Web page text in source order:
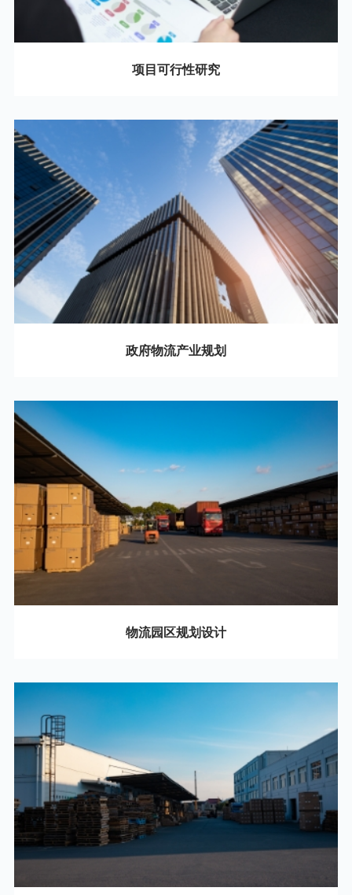
项目可行性研究
01
政府物流产业规划
02
物流园区规划设计
03